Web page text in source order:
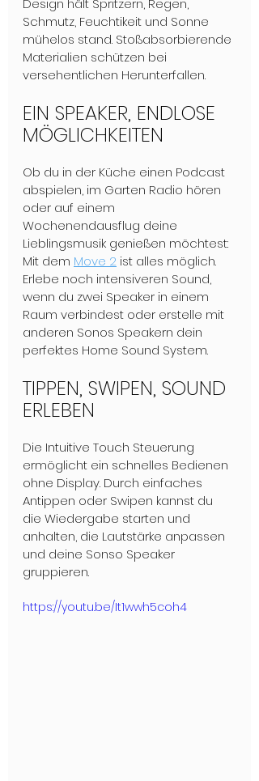
Design hält Spritzern, Regen,
Schmutz, Feuchtikeit und Sonne
mühelos stand. Stoßabsorbierende
Materialien schützen bei
versehentlichen Herunterfallen.
EIN SPEAKER, ENDLOSE
MÖGLICHKEITEN
Ob du in der Küche einen Podcast
abspielen, im Garten Radio hören
oder auf einem
Wochenendausflug deine
Lieblingsmusik genießen möchtest:
Mit dem Move 2 ist alles möglich.
Erlebe noch intensiveren Sound,
wenn du zwei Speaker in einem
Raum verbindest oder erstelle mit
anderen Sonos Speakern dein
perfektes Home Sound System.
TIPPEN, SWIPEN, SOUND
ERLEBEN
Die Intuitive Touch Steuerung
ermöglicht ein schnelles Bedienen
ohne Display. Durch einfaches
Antippen oder Swipen kannst du
die Wiedergabe starten und
anhalten, die Lautstärke anpassen
und deine Sonso Speaker
gruppieren.
https://youtu.be/It1wwh5coh4